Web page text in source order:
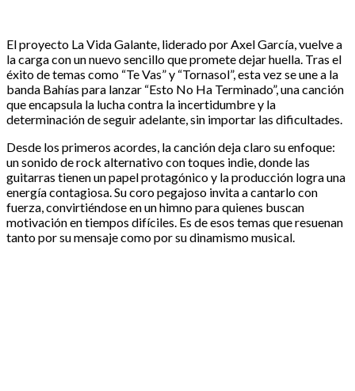
El proyecto La Vida Galante, liderado por Axel García, vuelve a
la carga con un nuevo sencillo que promete dejar huella. Tras el
éxito de temas como “Te Vas” y “Tornasol”, esta vez se une a la
banda Bahías para lanzar “Esto No Ha Terminado”, una canción
que encapsula la lucha contra la incertidumbre y la
determinación de seguir adelante, sin importar las dificultades.
Desde los primeros acordes, la canción deja claro su enfoque:
un sonido de rock alternativo con toques indie, donde las
guitarras tienen un papel protagónico y la producción logra una
energía contagiosa. Su coro pegajoso invita a cantarlo con
fuerza, convirtiéndose en un himno para quienes buscan
motivación en tiempos difíciles. Es de esos temas que resuenan
tanto por su mensaje como por su dinamismo musical.